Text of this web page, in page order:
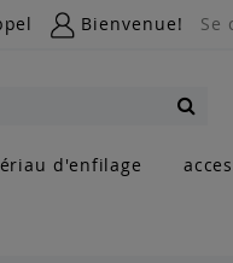
Bienvenue! Se
d'enfilage